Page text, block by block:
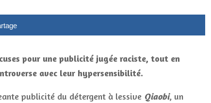
pour une publicité jugée raciste, tout en
avec leur hypersensibilité.
publicité du détergent à lessive Qiaobi, un